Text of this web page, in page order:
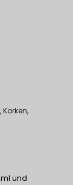
ml und